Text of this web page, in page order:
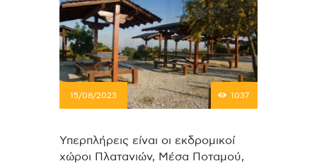
15/08/2023 1037
Υπερπλήρεις είναι οι εκδρομικοί
χώροι Πλατανιών, Μέσα Ποταμού,